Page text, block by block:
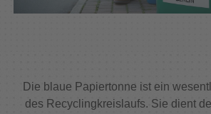
Die blaue Papiertonne ist ein
des Recyclingkreislaufs. Sie dient